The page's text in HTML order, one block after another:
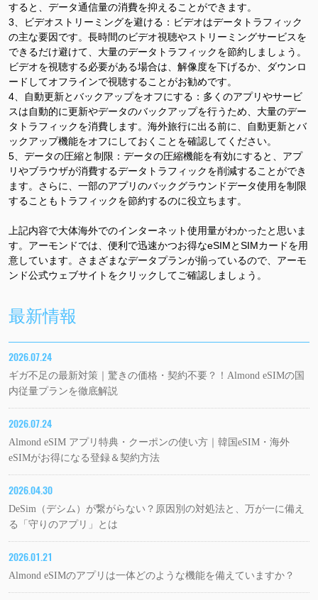
すると、データ通信量の消費を抑えることができます。
3 、ビデオストリーミングを避ける：ビデオはデータトラフィック
の主な要因です。長時間のビデオ視聴やストリーミングサービスを
できるだけ避けて、大量のデータトラフィックを節約しましょう。
ビデオを視聴する必要がある場合は、解像度を下げるか、ダウンロ
ードしてオフラインで視聴することがお勧めです。
4、自動更新とバックアップをオフにする：多くのアプリやサービ
スは自動的に更新やデータのバックアップを行うため、大量のデー
タトラフィックを消費します。海外旅行に出る前に、自動更新とバ
ックアップ機能をオフにしておくことを確認してください。
5、データの圧縮と制限：データの圧縮機能を有効にすると、アプ
リやブラウザが消費するデータトラフィックを削減することができ
ます。さらに、一部のアプリのバックグラウンドデータ使用を制限
することもトラフィックを節約するのに役立ちます。
上記内容で大体海外でのインターネット使用量がわかったと思いま
す。 アーモンドでは、便利で迅速かつお得なeSIMとSIMカードを用
意しています。さまざまなデータプランが揃っているので、 アーモ
ンド公式ウェブサイ ト をクリックしてご確認しましょう 。
最新情報
2026.07.24
ギガ不足の最新対策｜驚きの価格・契約不要？！Almond eSIMの国
内従量プランを徹底解説
2026.07.24
Almond eSIM アプリ特典・クーポンの使い方｜韓国eSIM・海外
eSIMがお得になる登録＆契約方法
2026.04.30
DeSim（デシム）が繋がらない？原因別の対処法と、万が一に備え
る「守りのアプリ」とは
2026.01.21
Almond eSIMのアプリは一体どのような機能を備えていますか？